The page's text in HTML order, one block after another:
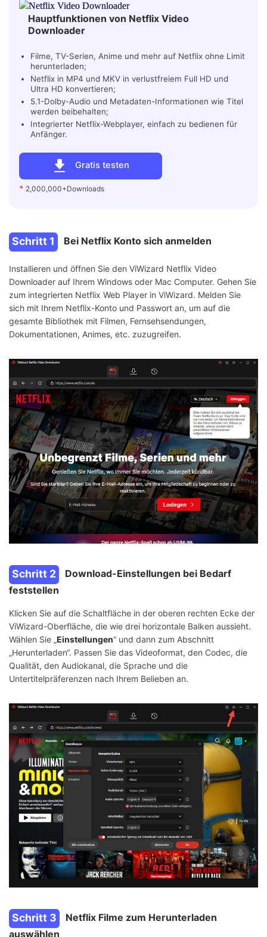
Hauptfunktionen von Netflix Video
Downloader
Gratis testen
* 2,000,000+Downloads
Filme, TV-Serien, Anime und mehr auf Netflix ohne Limit
herunterladen;
Netflix in MP4 und MKV in verlustfreiem Full HD und
Ultra HD konvertieren;
5.1-Dolby-Audio und Metadaten-Informationen wie Titel
werden beibehalten;
Integrierter Netflix-Webplayer, einfach zu bedienen für
Anfänger.
Schritt 1 Bei Netflix Konto sich anmelden
Installieren und öffnen Sie den ViWizard Netflix Video
Downloader auf Ihrem Windows oder Mac Computer. Gehen Sie
zum integrierten Netflix Web Player in ViWizard. Melden Sie
sich mit Ihrem Netflix-Konto und Passwort an, um auf die
gesamte Bibliothek mit Filmen, Fernsehsendungen,
Dokumentationen, Animes, etc. zuzugreifen.
Schritt 2
Download-Einstellungen bei Bedarf
feststellen
Klicken Sie auf die Schaltfläche in der oberen rechten Ecke der
ViWizard-Oberfläche, die wie drei horizontale Balken aussieht.
Wählen Sie „Einstellungen“ und dann zum Abschnitt
„Herunterladen“. Passen Sie das Videoformat, den Codec, die
Qualität, den Audiokanal, die Sprache und die
Untertitelpräferenzen nach Ihrem Belieben an.
Schritt 3
Netflix Filme zum Herunterladen
auswählen